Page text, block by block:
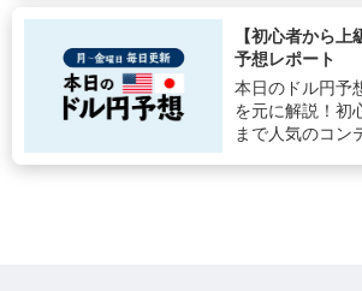
【初心者から
予想レポート
本日のドル円予
を元に解説！初
まで人気のコン